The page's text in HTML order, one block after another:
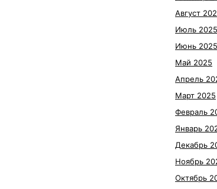
Август
Июль 2025
Июнь 2025
Май 2025
Апрель
Март 2025
Февраль
Январь
Декабрь
Ноябрь
Октябрь